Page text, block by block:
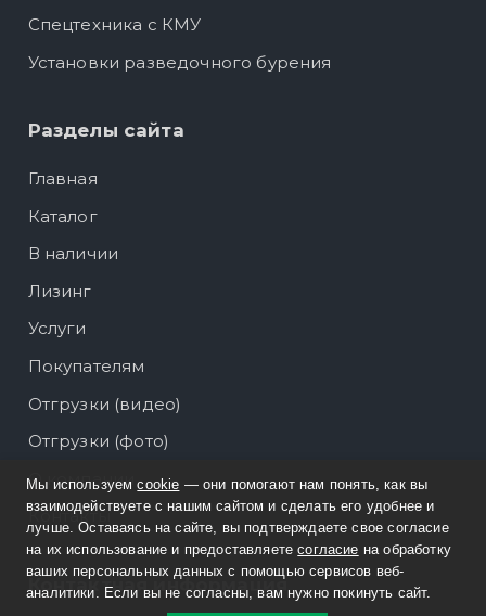
Спецтехника с КМУ
Установки разведочного бурения
Разделы сайта
Главная
Каталог
В наличии
Лизинг
Услуги
Покупателям
Отгрузки (видео)
Отгрузки (фото)
О компании
Контакты
Контактная информация
Мы используемcookie — они помогают нам понять, как вы
взаимодействуете с нашим сайтом и сделать его удобнее и
лучше. Оставаясь на сайте, вы подтверждаете свое согласие
на их использование и предоставляетесогласие на обработку
ваших персональных данных с помощью сервисов веб-
аналитики. Если вы не согласны, вам нужно покинуть сайт.